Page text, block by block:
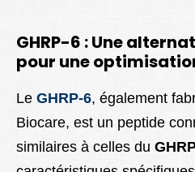
GHRP-6 : Une
pour une
Le GHRP-6, également
Biocare, est un peptide
similaires à celles du